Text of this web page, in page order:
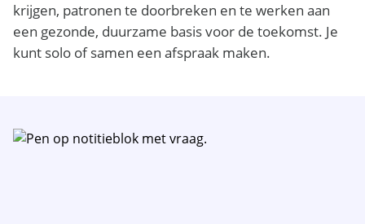
krijgen, patronen te doorbreken en te werken aan
een gezonde, duurzame basis voor de toekomst. Je
kunt solo of samen een afspraak maken.